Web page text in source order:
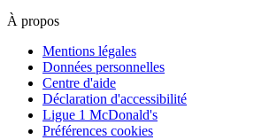
À propos
Mentions légales
Données personnelles
Centre d'aide
Déclaration d'accessibilité
Ligue 1 McDonald's
Préférences cookies